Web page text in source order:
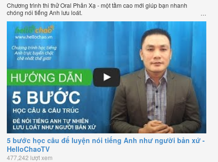
Chương trình thi thử Oral Phản Xạ - một tầm cao mới giúp bạn nhanh
chóng nói tiếng Anh lưu loát.
5 bước học câu để luyện nói tiếng Anh như người bản xứ -
HelloChaoTV
477,242 lượt xem